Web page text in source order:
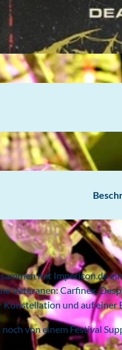
mit Impericon.de
Veteranen: Carfinex,
und auf
von einem Festival